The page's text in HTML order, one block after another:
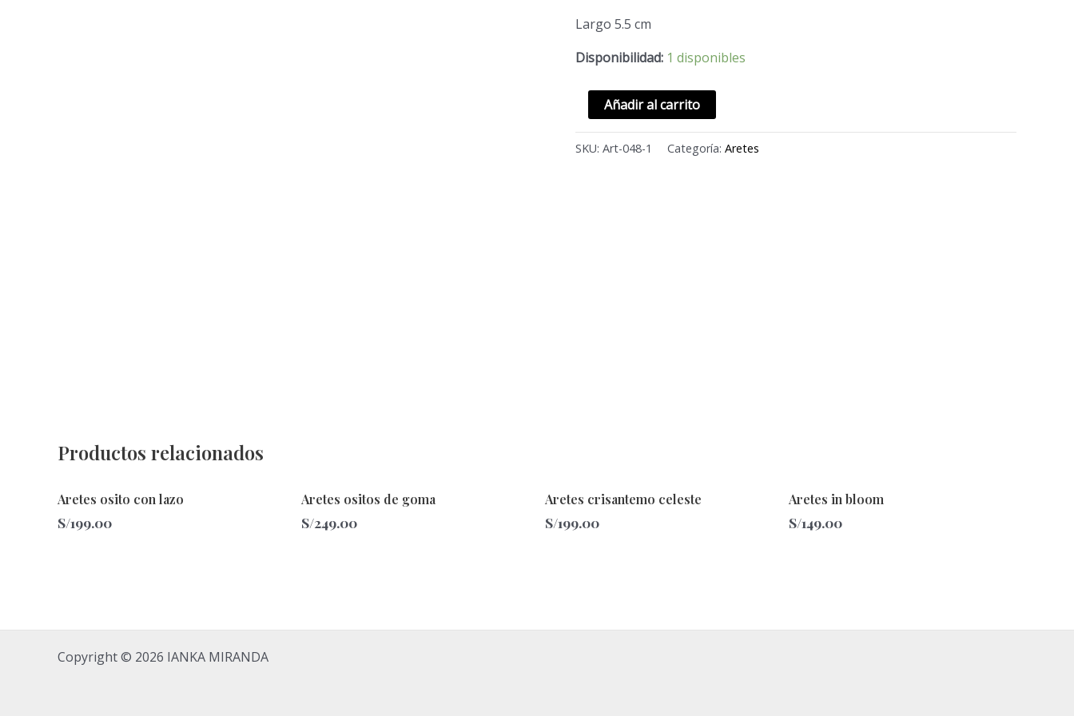
Largo 5.5 cm
Disponibilidad: 1 disponibles
Añadir al carrito
SKU: Art-048-1 Categoría: Aretes
Productos relacionados
Aretes osito con lazo
S/199.00
Aretes ositos de goma
S/249.00
Aretes crisantemo celeste
S/199.00
Aretes in bloom
S/149.00
Copyright © 2026 IANKA MIRANDA